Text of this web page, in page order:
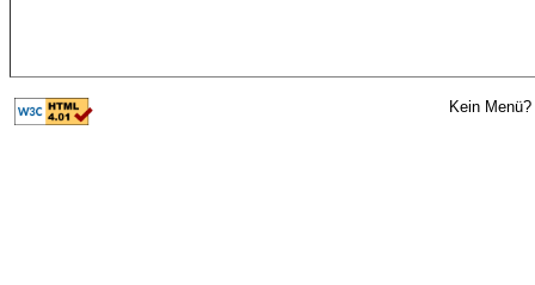
Kein